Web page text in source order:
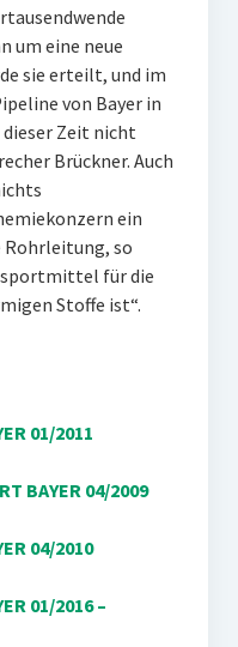
um eine neue
sie erteilt, und im
von Bayer in
Zeit nicht
Brückner. Auch
ein
Rohrleitung, so
für die
Stoffe ist“.
01/2011
BAYER 04/2009
04/2010
01/2016 –